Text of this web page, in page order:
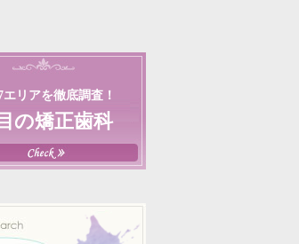
エリアを徹底調査！
の矯正歯科